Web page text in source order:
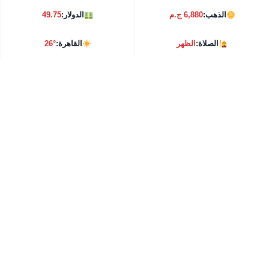
الذهب:6,880 ج.م الدولار:49.75
الصلاة:الظهر القاهرة:26°